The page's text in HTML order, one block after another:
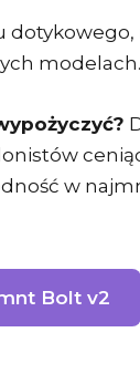
dotykowego,
modelach.
w
Bolt v2